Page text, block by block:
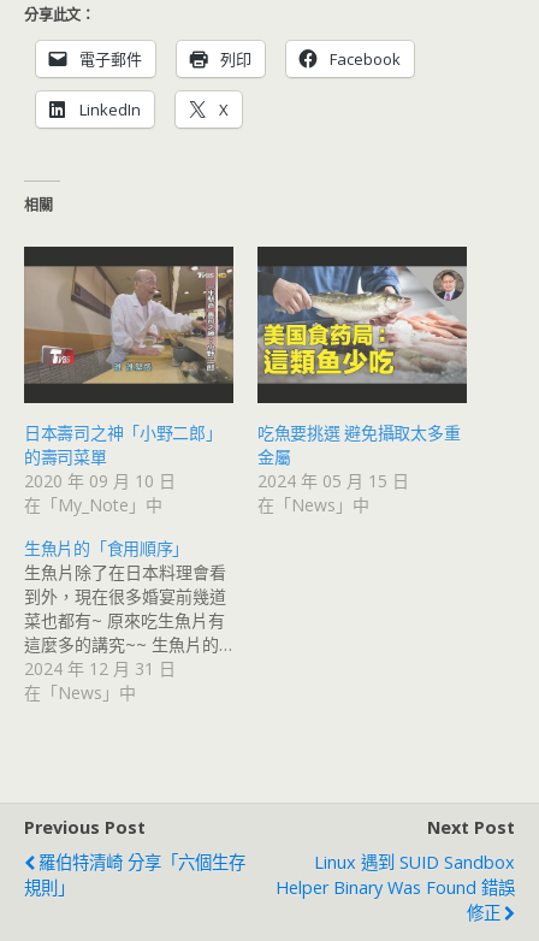
分享此文：
電子郵件 列印 Facebook
LinkedIn X
相關
日本壽司之神「小野二郎」
的壽司菜單
2020 年 09 月 10 日
在「My_Note」中
吃魚要挑選 避免攝取太多重
金屬
2024 年 05 月 15 日
在「News」中
生魚片的「食用順序」
生魚片除了在日本料理會看
到外，現在很多婚宴前幾道
菜也都有~ 原來吃生魚片有
這麼多的講究~~ 生魚片的…
2024 年 12 月 31 日
在「News」中
Previous Post
羅伯特清崎 分享「六個生存
規則」
Next Post
Linux 遇到 SUID Sandbox
Helper Binary Was Found 錯誤
修正